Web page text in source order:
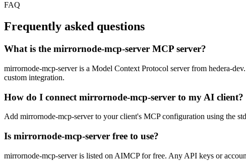
FAQ
Frequently asked questions
What is the mirrornode-mcp-server MCP server?
mirrornode-mcp-server is a Model Context Protocol server from hedera-
custom integration.
How do I connect mirrornode-mcp-server to my AI client?
Add mirrornode-mcp-server to your client's MCP configuration using the
Is mirrornode-mcp-server free to use?
mirrornode-mcp-server is listed on AIMCP for free. Any API keys or